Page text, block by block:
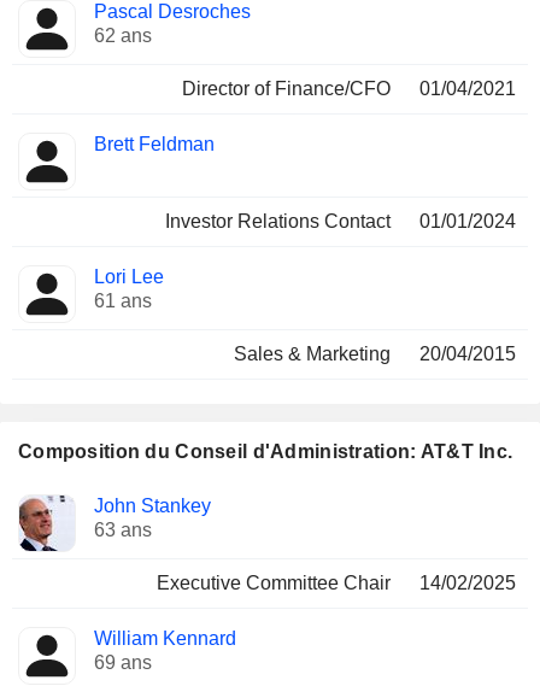
Pascal Desroches
62 ans
Director of Finance/CFO 01/04/2021
Brett Feldman
Investor Relations Contact 01/01/2024
Lori Lee
61 ans
Sales & Marketing 20/04/2015
Composition du Conseil d'Administration: AT&T Inc.
Administrateur Comités
John Stankey
63 ans
Executive Committee Chair 14/02/2025
William Kennard
69 ans